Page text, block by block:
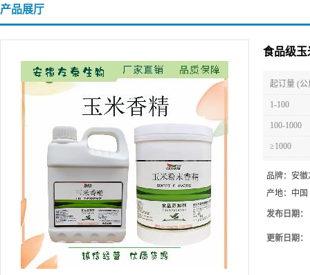
产品展厅
食品级玉
起订量 (公
1-100
100-1000
≥1000
品牌： 安徽
产地： 中国
发布日期：
更新日期：